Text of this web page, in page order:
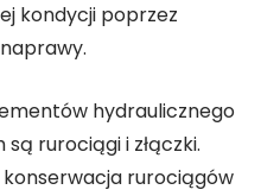
kondycji poprzez
hydraulicznego
rurociągi i złączki.
rurociągów